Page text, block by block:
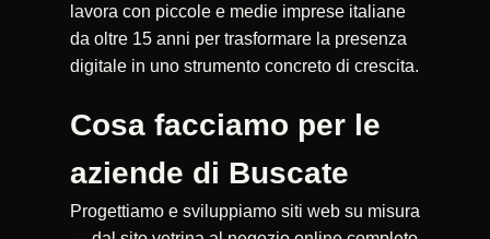
lavora con piccole e medie imprese italiane
da oltre 15 anni per trasformare la presenza
digitale in uno strumento concreto di crescita.
Cosa facciamo per le
aziende di Buscate
Progettiamo e sviluppiamo siti web su misura